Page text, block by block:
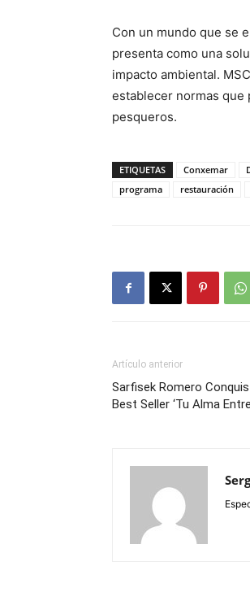
Con un mundo que se
presenta como una
impacto ambiental.
establecer normas que
pesqueros.
ETIQUETAS Conxemar
programa
restauración
Artículo anterior
Sarfisek Romero
Best Seller ‘Tu Alma